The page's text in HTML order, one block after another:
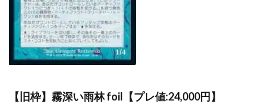
【旧枠】霧深い雨林 foil【プレ値:24,000円】
初回限定版
受注生産
女の子
女キャラ 宝石の睡蓮
年末BOX
強欲な壺
当たりカードまとめ
当たりカード一覧
応募者全員サービス
応募者全員大サービス
抽選